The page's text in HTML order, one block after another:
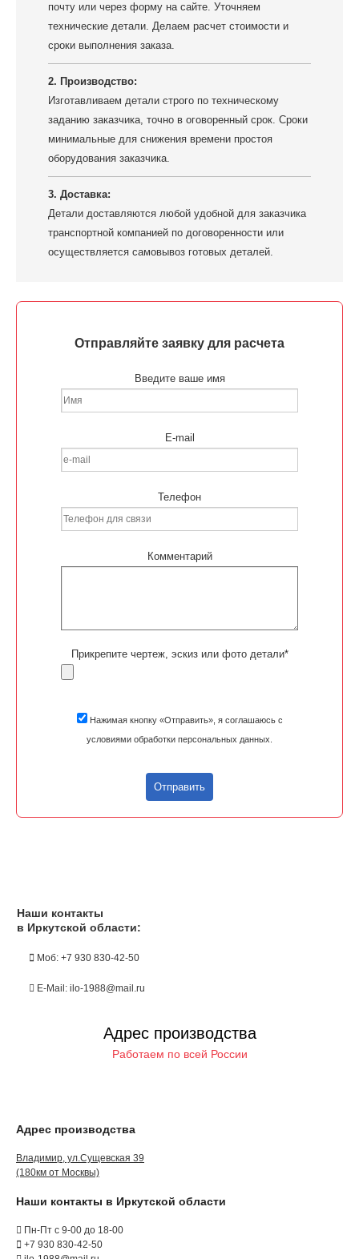
почту или через форму на сайте. Уточняем
технические детали. Делаем расчет стоимости и
сроки выполнения заказа.
2. Производство:
Изготавливаем детали строго по техническому
заданию заказчика, точно в оговоренный срок. Сроки
минимальные для снижения времени простоя
оборудования заказчика.
3. Доставка:
Детали доставляются любой удобной для заказчика
транспортной компанией по договоренности или
осуществляется самовывоз готовых деталей.
Отправляйте заявку для расчета
Введите ваше имя
E-mail
Телефон
Комментарий
Прикрепите чертеж, эскиз или фото детали*
Нажимая кнопку «Отправить», я соглашаюсь с
условиями обработки персональных данных.
Отправить
Наши контакты
в Иркутской области:
Моб: +7 930 830-42-50
E-Mail: ilo-1988@mail.ru
Адрес производства
Работаем по всей России
Адрес производства
Владимир, ул.Сущевская 39
(180км от Москвы)
Наши контакты в Иркутской области
Пн-Пт с 9-00 до 18-00
+7 930 830-42-50